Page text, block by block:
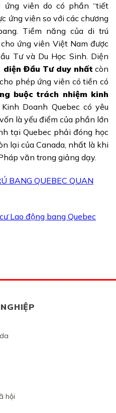
ứng viên do có phần “tiết
ứng viên so với các chương
Tiềm năng của di trú
ứng viên Việt Nam được
Tư và Du Học Sinh. Diện
diện Đầu Tư duy nhất còn
phép ứng viên có tiền có
buộc trách nhiệm kinh
Doanh Quebec có yêu
là yếu điểm của phần lớn
tại Quebec phải đóng học
lại của Canada, nhất là khi
văn trong giảng dạy.
BANG QUEBEC QUAN
Lao động bang Quebec
hội